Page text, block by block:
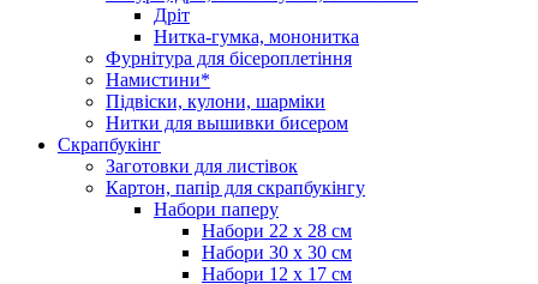
Дріт
Нитка-гумка, мононитка
Фурнітура для бісероплетіння
Намистини*
Підвіски, кулони, шарміки
Нитки для вышивки бисером
Скрапбукінг
Заготовки для листівок
Картон, папір для скрапбукінгу
Набори паперу
Набори 22 х 28 см
Набори 30 х 30 см
Набори 12 х 17 см